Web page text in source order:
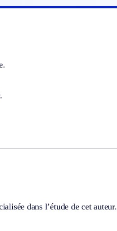
dans l’étude de cet auteur.